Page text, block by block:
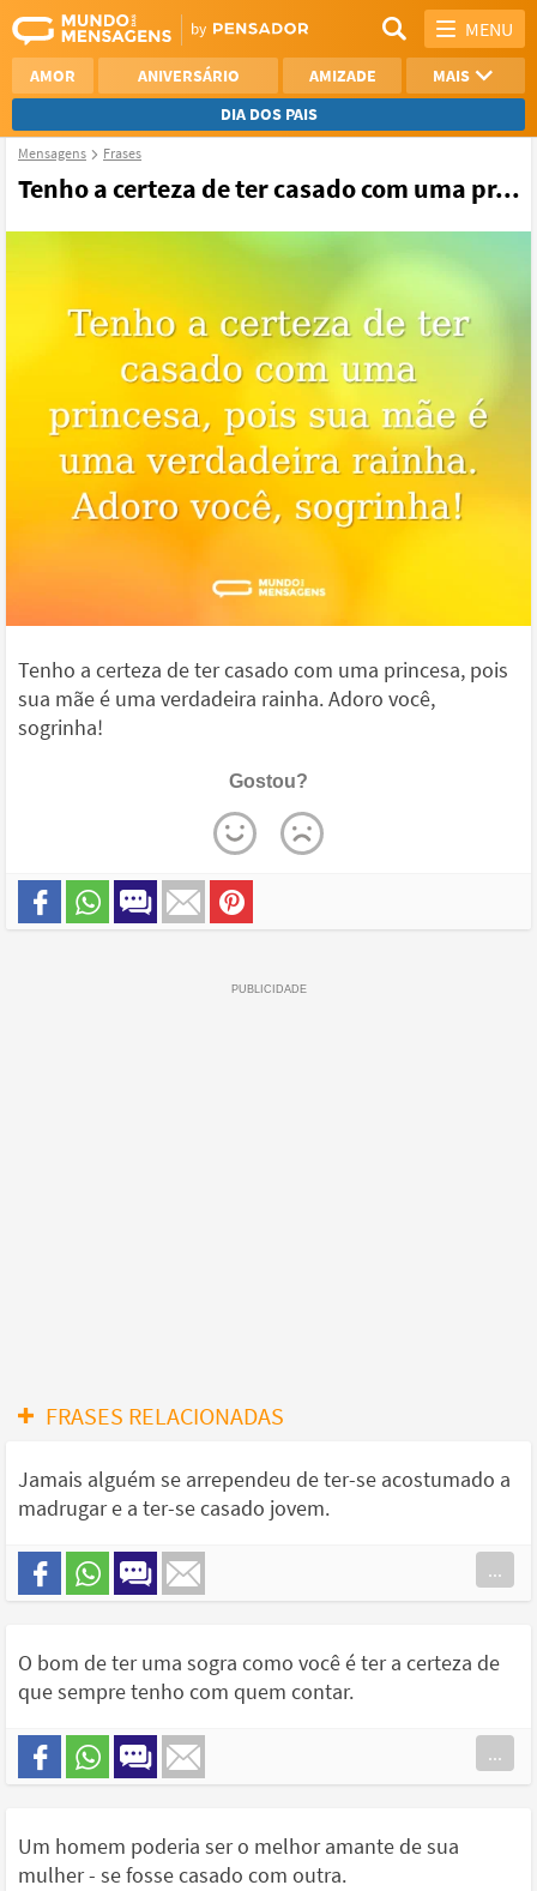
MENU
AMOR ANIVERSÁRIO AMIZADE
MAIS
DIA DOS PAIS
AGRADECIMENTO
Mensagens Frases
Tenho a certeza de ter casado com uma pr...
Tenho a certeza de ter casado com uma princesa, pois
sua mãe é uma verdadeira rainha. Adoro você,
sogrinha!
Gostou?
FRASES RELACIONADAS
Jamais alguém se arrependeu de ter-se acostumado a
madrugar e a ter-se casado jovem.
...
O bom de ter uma sogra como você é ter a certeza de
que sempre tenho com quem contar.
...
Um homem poderia ser o melhor amante de sua
mulher - se fosse casado com outra.